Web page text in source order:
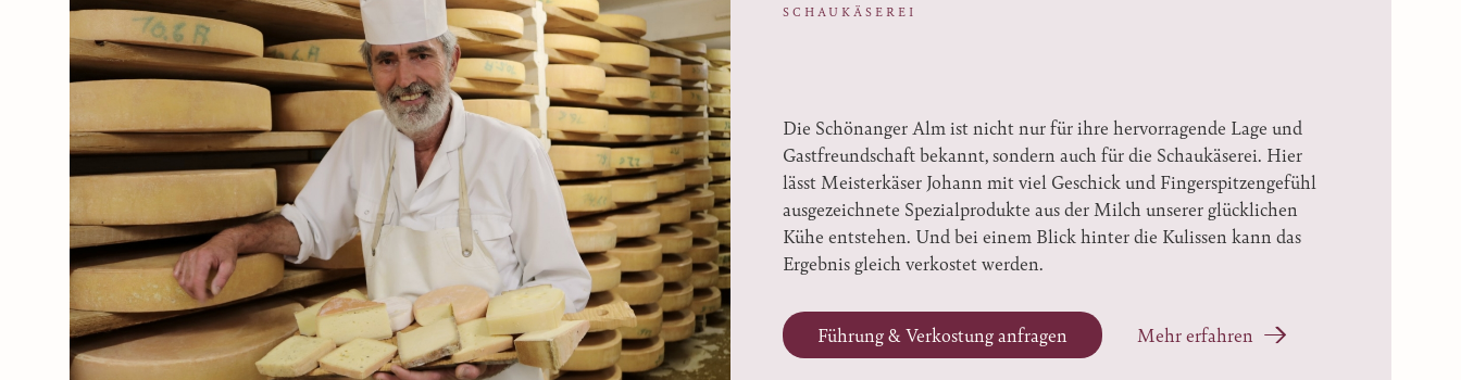
SCHAUKÄSEREI
Die Schönanger Alm ist nicht nur für ihre hervorragende Lage und
Gastfreundschaft bekannt, sondern auch für die Schaukäserei. Hier
lässt Meisterkäser Johann mit viel Geschick und Fingerspitzengefühl
ausgezeichnete Spezialprodukte aus der Milch unserer glücklichen
Kühe entstehen. Und bei einem Blick hinter die Kulissen kann das
Ergebnis gleich verkostet werden.
Führung & Verkostung anfragen Mehr erfahren